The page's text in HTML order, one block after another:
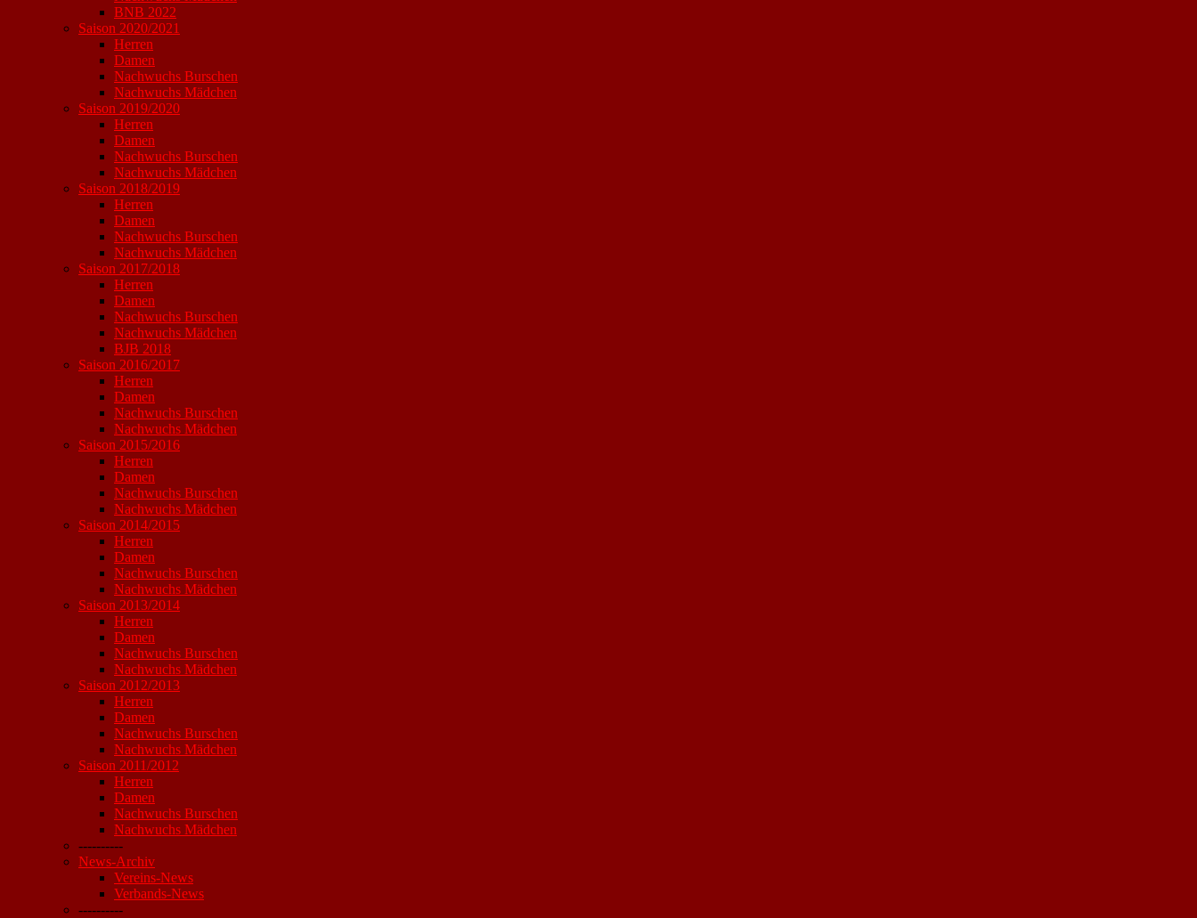
BNB 2022
Saison 2020/2021
Herren
Damen
Nachwuchs Burschen
Nachwuchs Mädchen
Saison 2019/2020
Herren
Damen
Nachwuchs Burschen
Nachwuchs Mädchen
Saison 2018/2019
Herren
Damen
Nachwuchs Burschen
Nachwuchs Mädchen
Saison 2017/2018
Herren
Damen
Nachwuchs Burschen
Nachwuchs Mädchen
BJB 2018
Saison 2016/2017
Herren
Damen
Nachwuchs Burschen
Nachwuchs Mädchen
Saison 2015/2016
Herren
Damen
Nachwuchs Burschen
Nachwuchs Mädchen
Saison 2014/2015
Herren
Damen
Nachwuchs Burschen
Nachwuchs Mädchen
Saison 2013/2014
Herren
Damen
Nachwuchs Burschen
Nachwuchs Mädchen
Saison 2012/2013
Herren
Damen
Nachwuchs Burschen
Nachwuchs Mädchen
Saison 2011/2012
Herren
Damen
Nachwuchs Burschen
Nachwuchs Mädchen
----------
News-Archiv
Vereins-News
Verbands-News
----------